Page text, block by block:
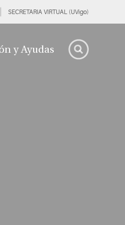
SECRETARIA VIRTUAL (UVigo)
y Ayudas